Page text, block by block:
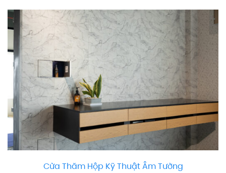
Cửa Thăm Hộp Kỹ Thuật Âm Tường